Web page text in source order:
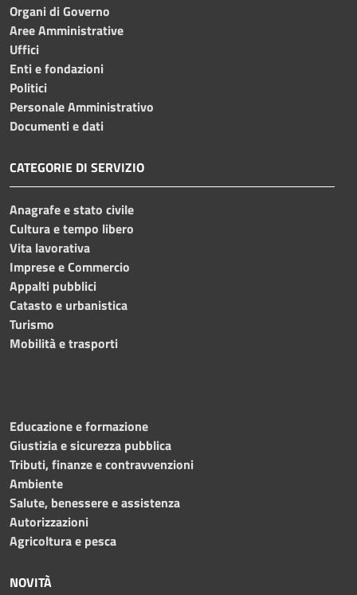
Organi di Governo
Aree Amministrative
Uffici
Enti e fondazioni
Politici
Personale Amministrativo
Documenti e dati
CATEGORIE DI SERVIZIO
Anagrafe e stato civile
Cultura e tempo libero
Vita lavorativa
Imprese e Commercio
Appalti pubblici
Catasto e urbanistica
Turismo
Mobilità e trasporti
Educazione e formazione
Giustizia e sicurezza pubblica
Tributi, finanze e contravvenzioni
Ambiente
Salute, benessere e assistenza
Autorizzazioni
Agricoltura e pesca
NOVITÀ